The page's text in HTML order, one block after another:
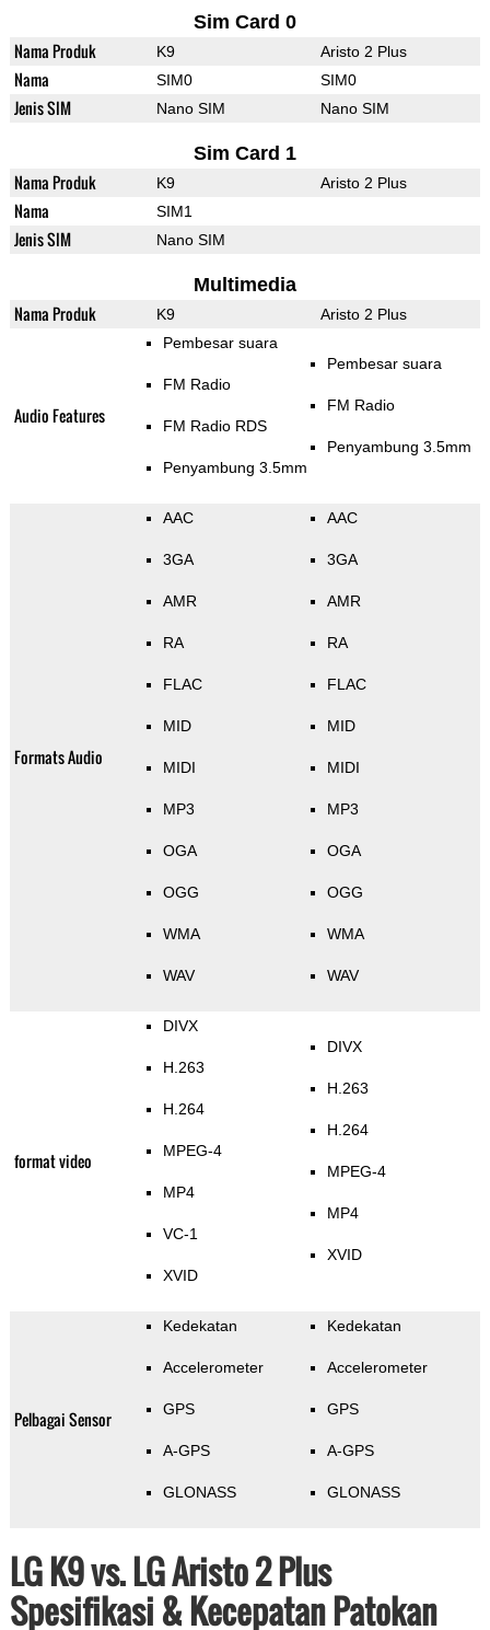
Sim Card 0
Nama Produk K9 Aristo 2 Plus
Nama SIM0 SIM0
Jenis SIM Nano SIM Nano SIM
Sim Card 1
Nama Produk K9 Aristo 2 Plus
Nama SIM1
Jenis SIM Nano SIM
Multimedia
Nama Produk K9 Aristo 2 Plus
Audio Features
Pembesar suara
FM Radio
FM Radio RDS
Penyambung 3.5mm
Pembesar suara
FM Radio
Penyambung 3.5mm
Formats Audio
AAC
3GA
AMR
RA
FLAC
MID
MIDI
MP3
OGA
OGG
WMA
WAV
AAC
3GA
AMR
RA
FLAC
MID
MIDI
MP3
OGA
OGG
WMA
WAV
format video
DIVX
H.263
H.264
MPEG-4
MP4
VC-1
XVID
DIVX
H.263
H.264
MPEG-4
MP4
XVID
Pelbagai Sensor
Kedekatan
Accelerometer
GPS
A-GPS
GLONASS
Kedekatan
Accelerometer
GPS
A-GPS
GLONASS
LG K9 vs. LG Aristo 2 Plus
Spesifikasi & Kecepatan Patokan